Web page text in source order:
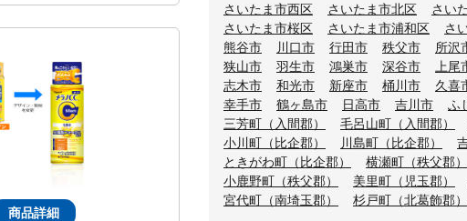
商品詳細
さいたま市西区 さいたま市北区 さい
さいたま市桜区
さいたま市浦和区 さ
熊谷市
川口市 行田市 秩父市 所沢
狭山市
羽生市 鴻巣市 深谷市 上尾
志木市
和光市 新座市 桶川市 久喜
幸手市
鶴ヶ島市 日高市 吉川市 ふ
三芳町（入間郡）
毛呂山町（入間郡）
小川町（比企郡）
川島町（比企郡）
ときがわ町（比企郡）
横瀬町（秩父郡）
小鹿野町（秩父郡）
美里町（児玉郡）
宮代町（南埼玉郡）
杉戸町（北葛飾郡）